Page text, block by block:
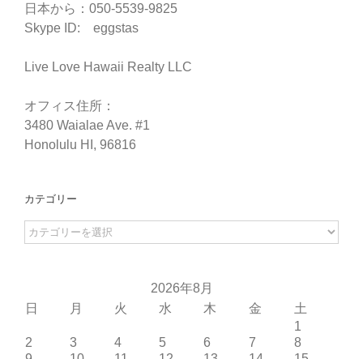
日本から：050-5539-9825
Skype ID: eggstas
Live Love Hawaii Realty LLC
オフィス住所：
3480 Waialae Ave. #1
Honolulu HI, 96816
カテゴリー
カ
テ
ー
2026年8月
日 月 火 水 木 金 土
1
2
3 4 5 6 7
8